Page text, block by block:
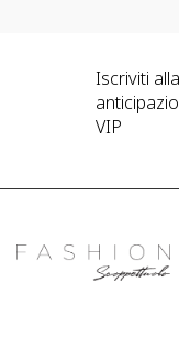
Iscriviti
VIP